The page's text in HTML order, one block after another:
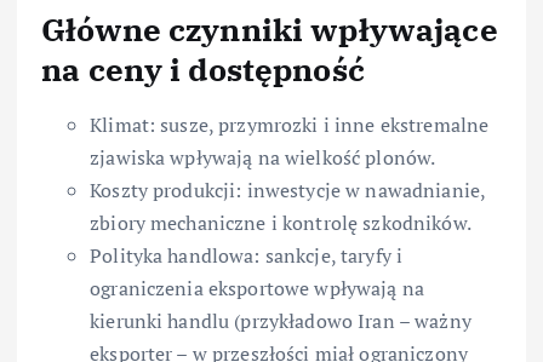
Główne czynniki wpływające
na ceny i dostępność
Klimat: susze, przymrozki i inne ekstremalne
zjawiska wpływają na wielkość plonów.
Koszty produkcji: inwestycje w nawadnianie,
zbiory mechaniczne i kontrolę szkodników.
Polityka handlowa: sankcje, taryfy i
ograniczenia eksportowe wpływają na
kierunki handlu (przykładowo Iran – ważny
eksporter – w przeszłości miał ograniczony